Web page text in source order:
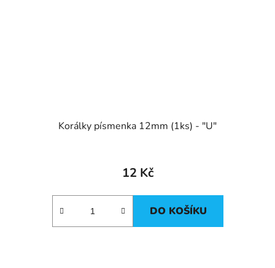
Korálky písmenka 12mm (1ks) - "U"
12 Kč
DO KOŠÍKU